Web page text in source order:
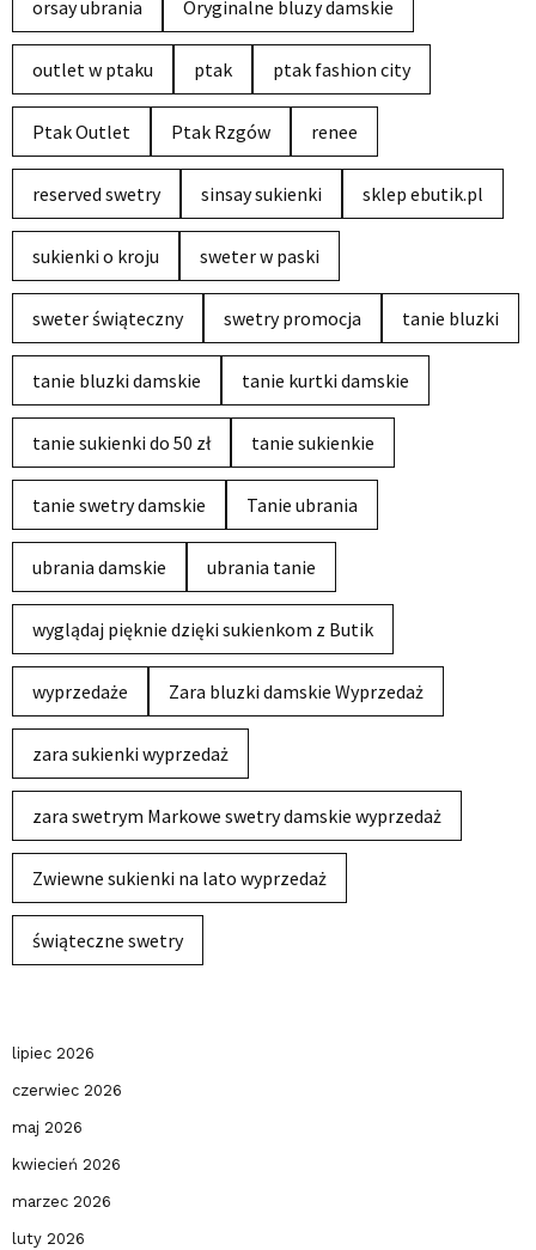
orsay ubrania Oryginalne bluzy damskie
outlet w ptaku ptak ptak fashion city
Ptak Outlet Ptak Rzgów renee
reserved swetry sinsay sukienki sklep ebutik.pl
sukienki o kroju sweter w paski
sweter świąteczny swetry promocja tanie bluzki
tanie bluzki damskie tanie kurtki damskie
tanie sukienki do 50 zł tanie sukienkie
tanie swetry damskie Tanie ubrania
ubrania damskie ubrania tanie
wyglądaj pięknie dzięki sukienkom z Butik
wyprzedaże Zara bluzki damskie Wyprzedaż
zara sukienki wyprzedaż
zara swetrym Markowe swetry damskie wyprzedaż
Zwiewne sukienki na lato wyprzedaż
świąteczne swetry
lipiec 2026
czerwiec 2026
maj 2026
kwiecień 2026
marzec 2026
luty 2026